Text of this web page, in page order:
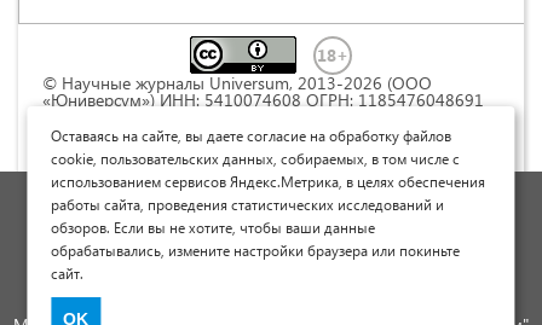
© Научные журналы Universum, 2013-2026 (ООО
«Юниверсум») ИНН: 5410074608 ОГРН: 1185476048691
Commons « Attribution» («Атрибуция») 4.0
Непортированная
Политика обработки персональных данных
Договор оферты
Опубликовать научную статью
Оставаясь на сайте, вы даете согласие на обработку файлов
cookie, пользовательских данных, собираемых, в том числе с
использованием сервисов Яндекс.Метрика, в целях обеспечения
работы сайта, проведения статистических исследований и
обзоров. Если вы не хотите, чтобы ваши данные
обрабатывались, измените настройки браузера или покиньте
сайт.
OK